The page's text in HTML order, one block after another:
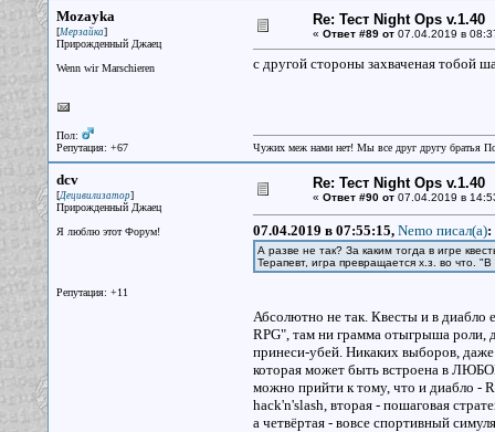
Mozayka
[Мерзайка]
Прирожденный Джаец
Wenn wir Marschieren
Пол:
Репутация: +67
Re: Тест Night Ops v.1.40
« Ответ #89 от07.04.2019 в
с другой стороны захваченая тобой
Чужих меж нами нет! Мы все друг другу братья
dcv
[Децивилизатор]
Прирожденный Джаец
Я люблю этот Форум!
Репутация: +11
Re: Тест Night Ops v.1.40
« Ответ #90 от07.04.2019 в
07.04.2019 в 07:55:15, Nemo писал(a):
А разве не так? За каким тогда в игре
Терапевт, игра превращается х.з. во что.
Абсолютно не так. Квесты и в диабло
RPG", там ни грамма отыгрыша роли,
принеси-убей. Никаких выборов,
которая может быть встроена в
можно прийти к тому, что и диабло -
hack'n'slash, вторая - пошаговая
а четвёртая - вовсе спортивный